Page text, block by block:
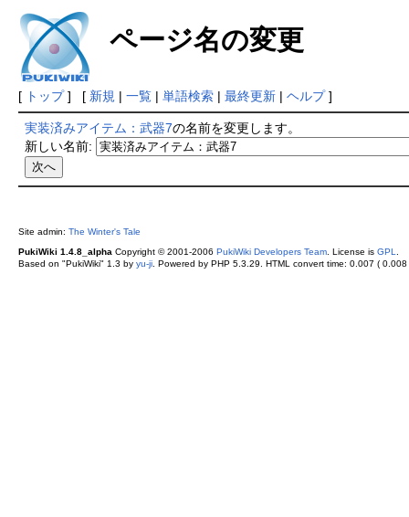
ページ名の変更
[ トップ] [ 新規 | 一覧| 単語検索| 最終更新| ヘルプ]
実装済みアイテム：武器7の名前を変更します。
新しい名前:
Site admin: The Winter's Tale
PukiWiki 1.4.8_alpha Copyright © 2001-2006 PukiWiki Developers Team. License is GPL
Based on "PukiWiki" 1.3 by yu-ji. Powered by PHP 5.3.29. HTML convert time: 0.007 ( 0.008